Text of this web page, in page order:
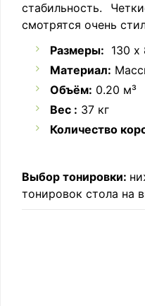
стабильность.
смотрятся очень
Размеры: 130 x
Материал:
Объём: 0.20 м³
Вес : 37 кг
Количество
Выбор тонировки:
тонировок стола на